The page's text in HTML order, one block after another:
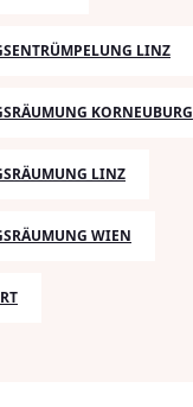
LINZ
KORNEUBURG
LINZ
WIEN